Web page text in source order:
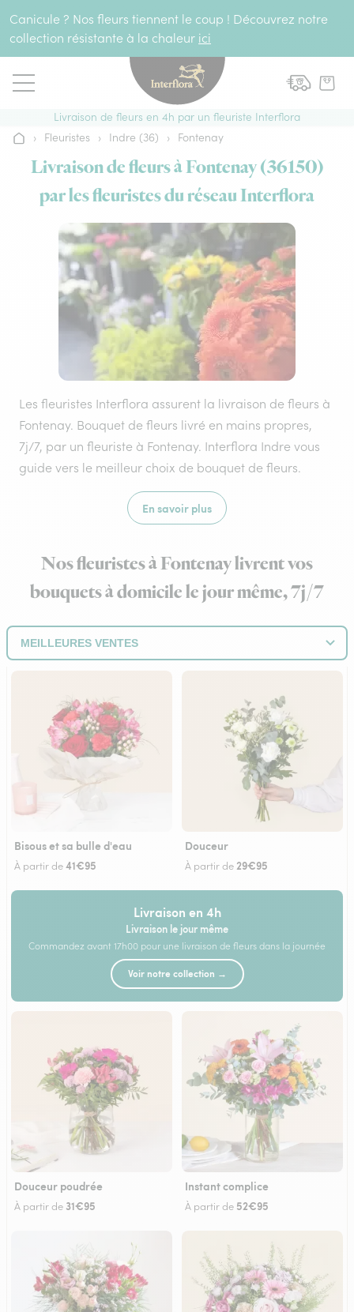
Canicule ? Nos fleurs tiennent le coup ! Découvrez notre
collection résistante à la chaleur ici
Livraison de fleurs en 4h par un fleuriste Interflora
Accueil
› Fleuristes › Indre (36) › Fontenay
Livraison de fleurs à Fontenay (36150)
par les fleuristes du réseau Interflora
Les fleuristes Interflora assurent la livraison de fleurs à
Fontenay. Bouquet de fleurs livré en mains propres,
7j/7, par un fleuriste à Fontenay. Interflora Indre vous
guide vers le meilleur choix de bouquet de fleurs.
En savoir plus
Nos fleuristes à Fontenay livrent vos
bouquets à domicile le jour même, 7j/7
Bisous et sa bulle d'eau
À partir de41€95
Douceur
À partir de 29€95
Livraison en 4h
Livraison le jour même
Commandez avant 17h00 pour une livraison de fleurs dans la journée
Voir notre collection →
Douceur poudrée
À partir de 31€95
Instant complice
À partir de 52€95